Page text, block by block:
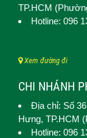
TP.HCM (
Hotline: 096
Xem đường đi
CHI NHÁNH
Địa chỉ: Số
Hưng, TP.HCM
Hotline: 096